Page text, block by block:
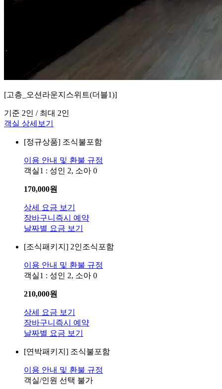
[고층_오션라운지스위트(더블1)]
기준 2인 / 최대 2인
객실 상세보기
[정규상품] 조식불포함
이용 안내 및 환불 규정
객실1 : 성인 2, 소아 0
170,000원
상세 요금 보기
장바구니 즉시 예약
날짜별 요금 보기
[조식패키지] 2인조식포함
이용 안내 및 환불 규정
객실1 : 성인 2, 소아 0
210,000원
상세 요금 보기
장바구니 즉시 예약
날짜별 요금 보기
[연박패키지] 조식불포함
이용 안내 및 환불 규정
객실/인원 선택 불가